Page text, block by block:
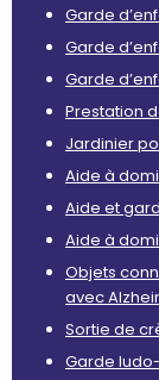
Garde
Garde
Garde
Prestation
Jardinier
Aide à
Aide et
Aide à
Objets
avec
Sortie de
Garde